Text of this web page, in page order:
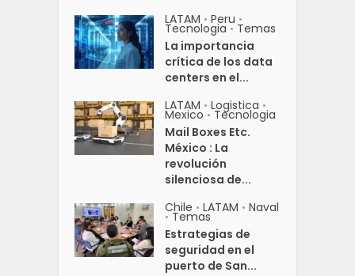
LATAM • Peru •
Tecnologia • Temas
La importancia
crítica de los data
centers en el...
LATAM • Logistica •
Mexico • Tecnologia
Mail Boxes Etc.
México : La
revolución
silenciosa de...
Chile • LATAM • Naval
• Temas
Estrategias de
seguridad en el
puerto de San...